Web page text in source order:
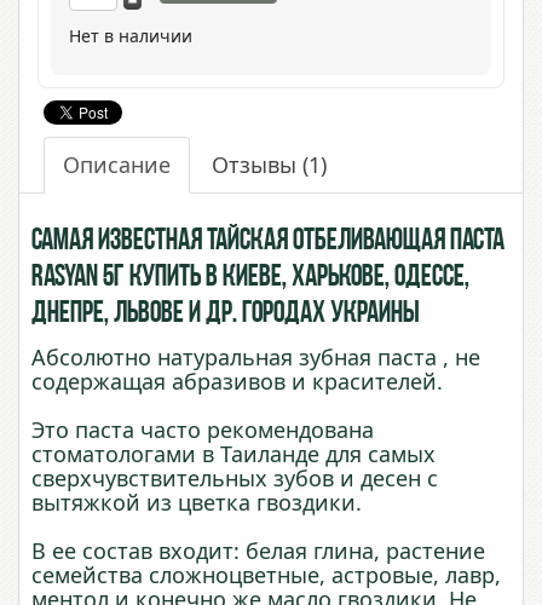
Нет в наличии
Описание Отзывы (1)
Самая известная тайская отбеливающая паста
Rasyan 5г купить в Киеве, Харькове, Одессе,
Днепре, Львове и др. городах Украины
Абсолютно натуральная зубная паста , не
содержащая абразивов и красителей.
Это паста часто рекомендована
стоматологами в Таиланде для самых
сверхчувствительных зубов и десен с
вытяжкой из цветка гвоздики.
В ее состав входит: белая глина, растение
семейства сложноцветные, астровые, лавр,
ментол и конечно же масло гвоздики. Не